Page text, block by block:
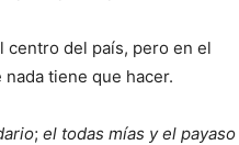
centro del país, pero en el
tiene que hacer.
; el todas mías y el payaso